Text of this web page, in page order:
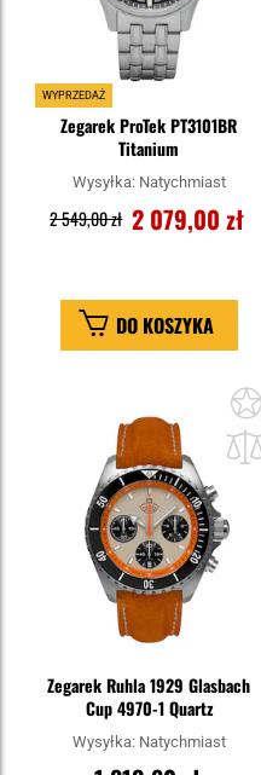
WYPRZEDAŻ
Zegarek ProTek PT3101BR
Titanium
Wysyłka: Natychmiast
2 079,00 zł
2 549,00 zł
DO KOSZYKA
Zegarek Ruhla 1929 Glasbach
Cup 4970-1 Quartz
Wysyłka: Natychmiast